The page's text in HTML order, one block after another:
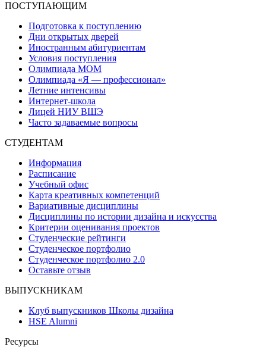
ПОСТУПАЮЩИМ
Подготовка к поступлению
Дни открытых дверей
Иностранным абитуриентам
Условия поступления
Олимпиада МОМ
Олимпиада «Я — профессионал»
Летние интенсивы
Интернет-школа
Лицей НИУ ВШЭ
Часто задаваемые вопросы
СТУДЕНТАМ
Информация
Расписание
Учебный офис
Карта креативных компетенций
Вариативные дисциплины
Дисциплины по истории дизайна и искусства
Критерии оценивания проектов
Студенческие рейтинги
Студенческое портфолио
Студенческое портфолио 2.0
Оставьте отзыв
ВЫПУСКНИКАМ
Клуб выпускников Школы дизайна
HSE Alumni
Ресурсы